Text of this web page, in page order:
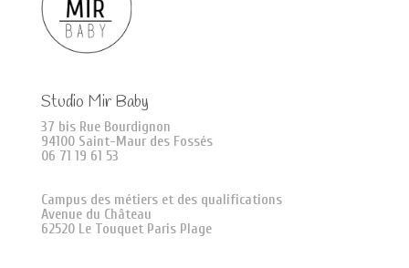
Studio Mir Baby
37 bis Rue Bourdignon
94100 Saint-Maur des Fossés
06 71 19 61 53
Campus des métiers et des qualifications
Avenue du Château
62520 Le Touquet Paris Plage